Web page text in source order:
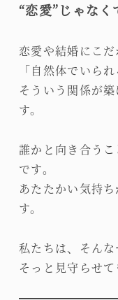
“恋愛”じゃな
恋愛や結婚にこだ
「自然体でいら
そういう関係が
す。
誰かと向き合う
です。
あたたかい気持
す。
私たちは、そんな
そっと見守らせて